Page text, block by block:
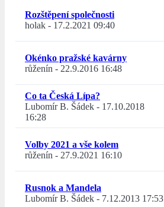
Rozštěpení společnosti
holak - 17.2.2021 09:40
Okénko pražské kavárny
růženín - 22.9.2016 16:48
Co ta Česká Lípa?
Lubomír B. Šádek - 17.10.2018
16:28
Volby 2021 a vše kolem
růženín - 27.9.2021 16:10
Rusnok a Mandela
Lubomír B. Šádek - 7.12.2013 17:53